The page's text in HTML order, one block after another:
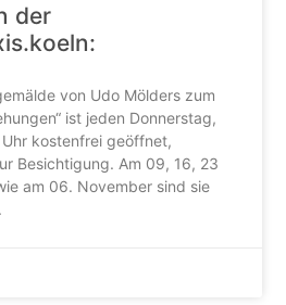
der
von Udo Mölders zum
ist jeden Donnerstag,
kostenfrei geöffnet,
Besichtigung. Am 09, 16, 23
am 06. November sind sie